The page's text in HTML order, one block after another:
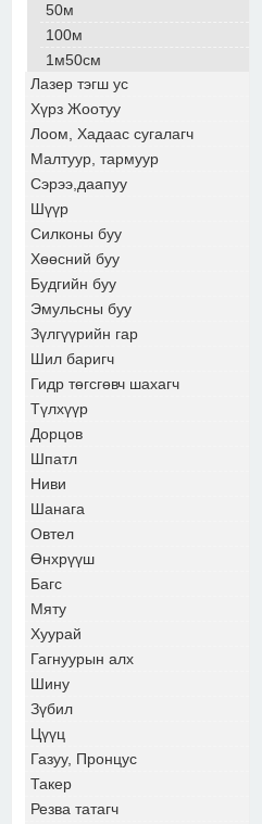
50м
100м
1м50см
Лазер тэгш ус
Хүрз Жоотуу
Лоом, Хадаас сугалагч
Малтуур, тармуур
Сэрээ,даапуу
Шүүр
Силконы буу
Хөөсний буу
Будгийн буу
Эмульсны буу
Зүлгүүрийн гар
Шил баригч
Гидр төгсгөвч шахагч
Түлхүүр
Дорцов
Шпатл
Ниви
Шанага
Овтел
Өнхрүүш
Багс
Мяту
Хуурай
Гагнуурын алх
Шину
Зүбил
Цүүц
Газуу, Пронцус
Такер
Резва татагч